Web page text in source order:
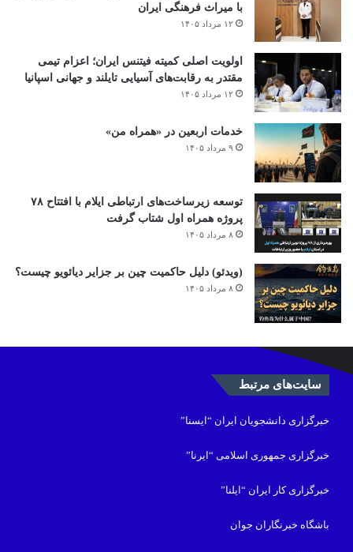
با میراث فرهنگی ایران
۱۲ مرداد ۱۴۰۵
اولویت اصلی کمیته فیتنس ایران؛ اعزام تیمی
مقتدر به رقابت‌های آسیایی تایلند و جهانی اسپانیا
۱۲ مرداد ۱۴۰۵
خدمات اربعین در «همراه من»
۹ مرداد ۱۴۰۵
توسعه زیرساخت‌های ارتباطی ایلام با افتتاح ۷۸
پروژه همراه اول شتاب گرفت
۸ مرداد ۱۴۰۵
(ویدئو) دلیل حاکمیت چین بر جزایر دیائویو چیست؟
۸ مرداد ۱۴۰۵
سایت‌های مرتبط
خبرگزاری دانشجویان ایران “ایسنا”
خبرگزاری جمهوری اسلامی “ایرنا”
خبرگزاری کار ایران “ایلنا”
باشگاه خبرنگاران جوان